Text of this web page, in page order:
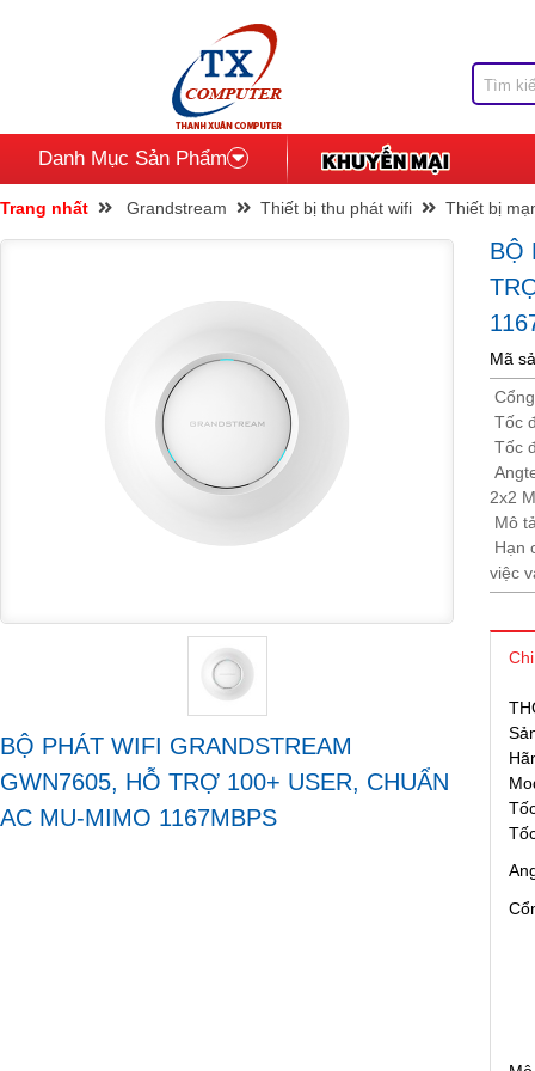
Danh Mục Sản Phẩm
Trang nhất Grandstream Thiết bị thu phát wifi Thiết bị
BỘ PHÁT WIFI GRANDSTREAM
GWN7605, HỖ TRỢ 100+ USER, CHUẨN
AC MU-MIMO 1167MBPS
BỘ
Mã
Tốc
Tốc
2x2
Mô
Hạn
việc